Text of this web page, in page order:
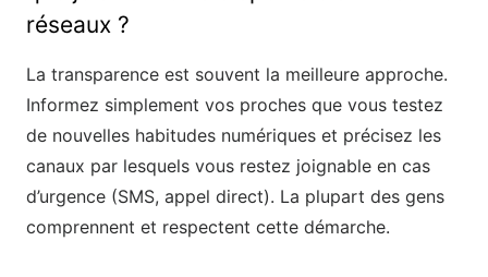
réseaux ?
La transparence est souvent la meilleure approche.
Informez simplement vos proches que vous testez
de nouvelles habitudes numériques et précisez les
canaux par lesquels vous restez joignable en cas
d’urgence (SMS, appel direct). La plupart des gens
comprennent et respectent cette démarche.